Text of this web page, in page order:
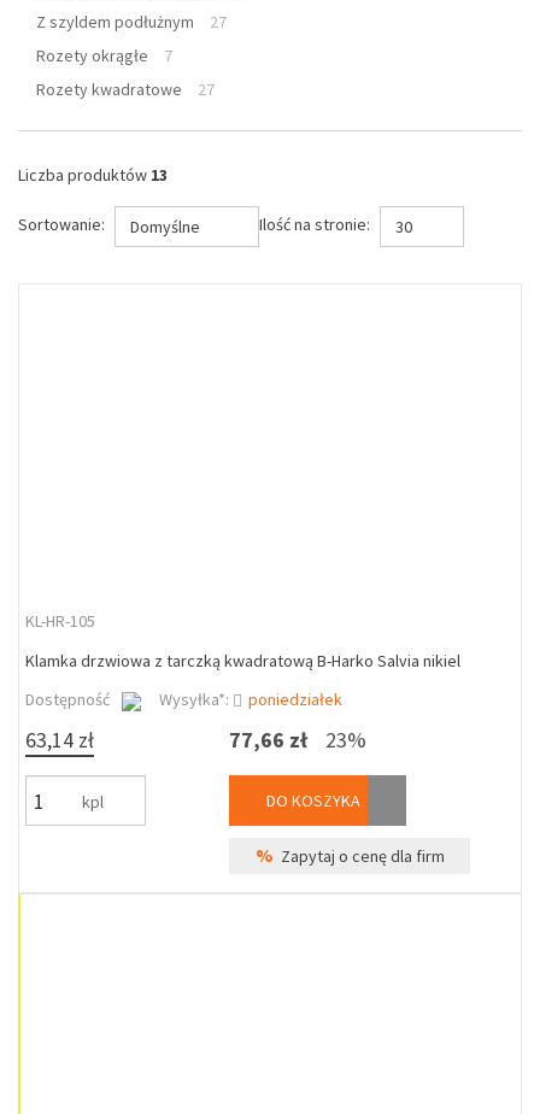
Z szyldem podłużnym
27
Rozety okrągłe
7
Rozety kwadratowe
27
Liczba produktów 13
Sortowanie: Domyślne Ilość na stronie: 30
KL-HR-105
Klamka drzwiowa z tarczką kwadratową B-Harko Salvia nikiel
Dostępność
Wysyłka*: poniedziałek
63,14 zł
kpl
77,66 zł 23%
DO KOSZYKA
% Zapytaj o cenę dla firm